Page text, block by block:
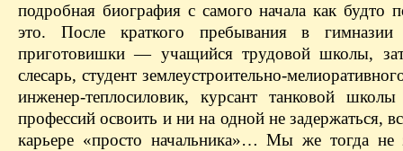
подробная биография с самого начала как будто
это. После краткого пребывания в гимназии
приготовишки — учащийся трудовой школы,
слесарь, студент землеустроительно-
инженер-теплосиловик, курсант танковой
профессий освоить и ни на одной не задержаться,
карьере «просто начальника»… Мы же тогда не